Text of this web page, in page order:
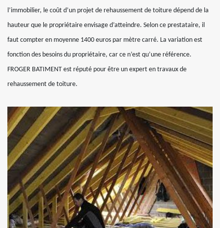
l’immobilier, le coût d’un projet de rehaussement de toiture dépend de la
hauteur que le propriétaire envisage d’atteindre. Selon ce prestataire, il
faut compter en moyenne 1400 euros par mètre carré. La variation est
fonction des besoins du propriétaire, car ce n’est qu’une référence.
FROGER BATIMENT est réputé pour être un expert en travaux de
rehaussement de toiture.